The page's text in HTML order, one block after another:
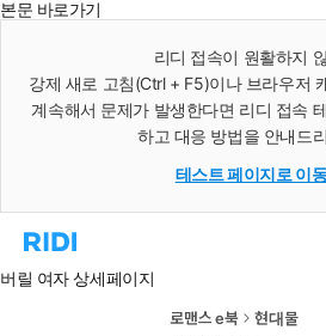
본문 바로가기
리디 접속이 원활하지
강제 새로 고침(Ctrl + F5)이나 브라우저
계속해서 문제가 발생한다면 리디 접속
하고 대응 방법을 안내드
테스트 페이지로 이
리
홈
버릴 여자 상세페이지
로맨스 e북 현대물